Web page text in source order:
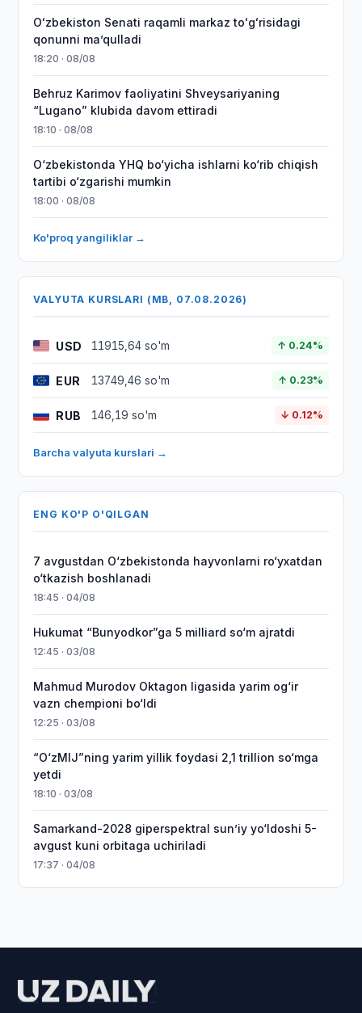
Oʻzbekiston Senati raqamli markaz toʻgʻrisidagi
qonunni maʼqulladi
18:20 · 08/08
Behruz Karimov faoliyatini Shveysariyaning
“Lugano” klubida davom ettiradi
18:10 · 08/08
O‘zbekistonda YHQ bo‘yicha ishlarni ko‘rib chiqish
tartibi o‘zgarishi mumkin
18:00 · 08/08
Ko'proq yangiliklar →
VALYUTA KURSLARI (MB, 07.08.2026)
USD 11915,64 so'm ↑ 0.24%
EUR 13749,46 so'm ↑ 0.23%
RUB 146,19 so'm ↓ 0.12%
Barcha valyuta kurslari →
ENG KO'P O'QILGAN
7 avgustdan O‘zbekistonda hayvonlarni ro‘yxatdan
o‘tkazish boshlanadi
18:45 · 04/08
Hukumat “Bunyodkor”ga 5 milliard so‘m ajratdi
12:45 · 03/08
Mahmud Murodov Oktagon ligasida yarim og‘ir
vazn chempioni bo‘ldi
12:25 · 03/08
“O‘zMIJ”ning yarim yillik foydasi 2,1 trillion so‘mga
yetdi
18:10 · 03/08
Samarkand-2028 giperspektral sun’iy yo‘ldoshi 5-
avgust kuni orbitaga uchiriladi
17:37 · 04/08